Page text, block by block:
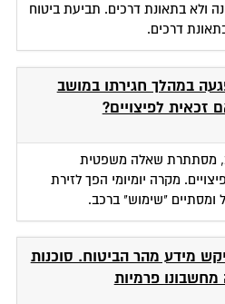
ולא בתאונת דרכים. תביעת ביטוח
דרכים.
במהלך חגירתו במושב
זכאית לפיצויים?
מסתתרת שאלה משפטית
מקרה יומיומי הפך לזירת
ומסתיים "שימוש" ברכב.
מידע מהר הביטוח. סוכנות
פרמיות